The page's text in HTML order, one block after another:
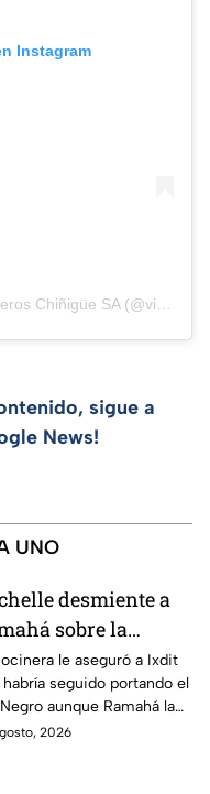
Instagram
Una publicación compartida por Viveros Chiñigüe SA (@viveros_chinigue)
sigue a
News!
UNO
desmiente a
sobre la
del Pin
a un integrante
"Divas" en
24/7
le aseguró a Ixdit
seguido portando el
aunque Ramahá la
subido al balcón
2026